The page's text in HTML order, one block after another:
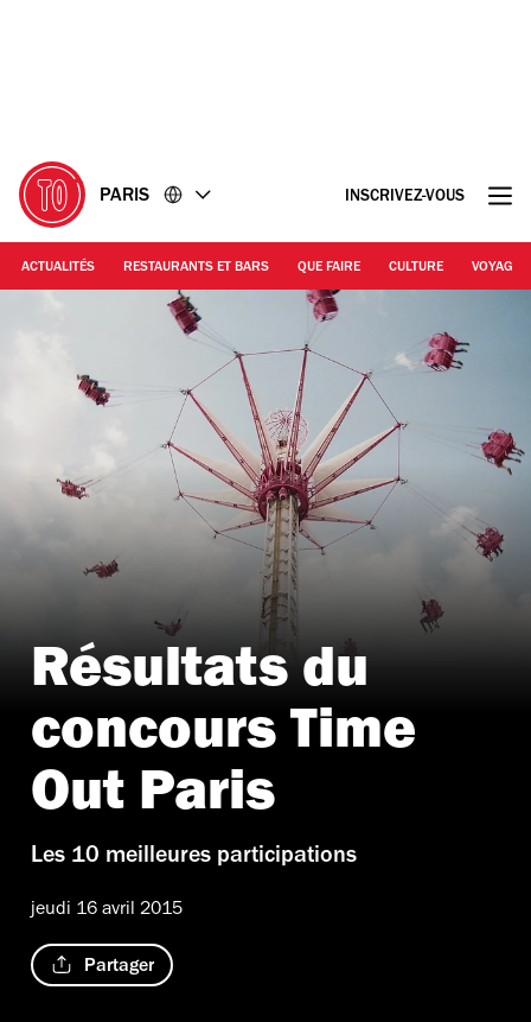
PARIS INSCRIVEZ-VOUS
ACTUALITÉS RESTAURANTS ET BARS QUE FAIRE CULTURE VOYAGE
Résultats du
concours Time
Out Paris
Les 10 meilleures participations
jeudi 16 avril 2015
Partager